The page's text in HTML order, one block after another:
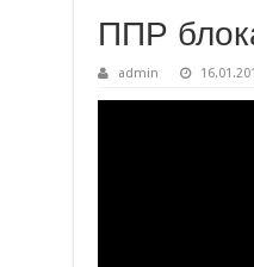
ППР
admin